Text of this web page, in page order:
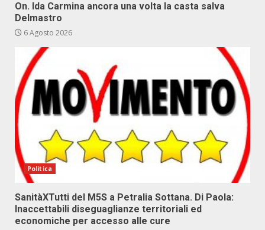
On. Ida Carmina ancora una volta la casta salva
Delmastro
6 Agosto 2026
Politica
SanitàXTutti del M5S a Petralia Sottana. Di Paola:
Inaccettabili diseguaglianze territoriali ed
economiche per accesso alle cure